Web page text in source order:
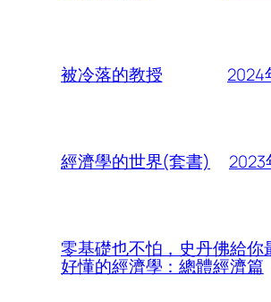
被冷落的教授 2024
經濟學的世界(套書) 2023
零基礎也不怕，史丹佛給你
好懂的經濟學：總體經濟篇